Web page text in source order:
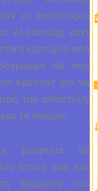
οι οργανισμοί
eLearning έχει
εμπειρία από
θα σας
έρευνας για να
την ανάπτυξη,
τη δοκιμή.
μπορείτε να
έτους σας και
διάρκεια του